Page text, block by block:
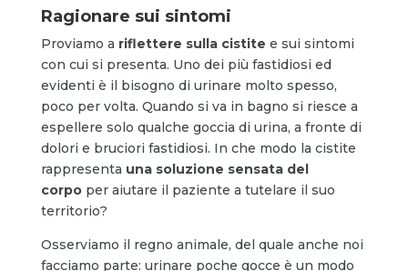
Ragionare sui sintomi
Proviamo a riflettere sulla cistite e sui sintomi
con cui si presenta. Uno dei più fastidiosi ed
evidenti è il bisogno di urinare molto spesso,
poco per volta. Quando si va in bagno si riesce a
espellere solo qualche goccia di urina, a fronte di
dolori e bruciori fastidiosi. In che modo la cistite
rappresenta una soluzione sensata del
corpo per aiutare il paziente a tutelare il suo
territorio?
Osserviamo il regno animale, del quale anche noi
facciamo parte: urinare poche gocce è un modo